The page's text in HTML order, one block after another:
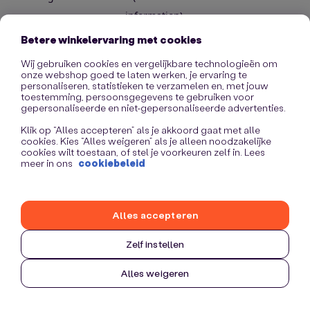
information).
Betere winkelervaring met cookies
Wij gebruiken cookies en vergelijkbare technologieën om
onze webshop goed te laten werken, je ervaring te
personaliseren, statistieken te verzamelen en, met jouw
toestemming, persoonsgegevens te gebruiken voor
gepersonaliseerde en niet-gepersonaliseerde advertenties.
Klik op “Alles accepteren” als je akkoord gaat met alle
cookies. Kies “Alles weigeren” als je alleen noodzakelijke
cookies wilt toestaan, of stel je voorkeuren zelf in. Lees
meer in ons cookiebeleid
Zelf instellen
Alles weigeren
Alles accepteren